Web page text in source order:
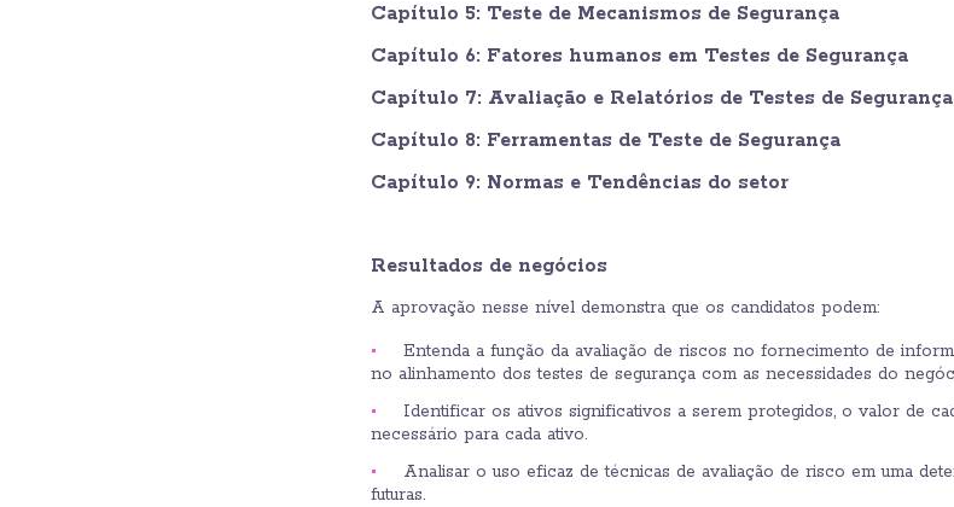
Capítulo 5: Teste de Mecanismos de Segurança
Capítulo 6: Fatores humanos em Testes de Segurança
Capítulo 7: Avaliação e Relatórios de Testes de Segurança
Capítulo 8: Ferramentas de Teste de Segurança
Capítulo 9: Normas e Tendências do setor
Resultados de negócios
A aprovação nesse nível demonstra que os candidatos podem:
Entenda a função da avaliação de riscos no fornecimento de
no alinhamento dos testes de segurança com as necessidades do
Identificar os ativos significativos a serem protegidos, o valor de
necessário para cada ativo.
Analisar o uso eficaz de técnicas de avaliação de risco em uma
futuras.